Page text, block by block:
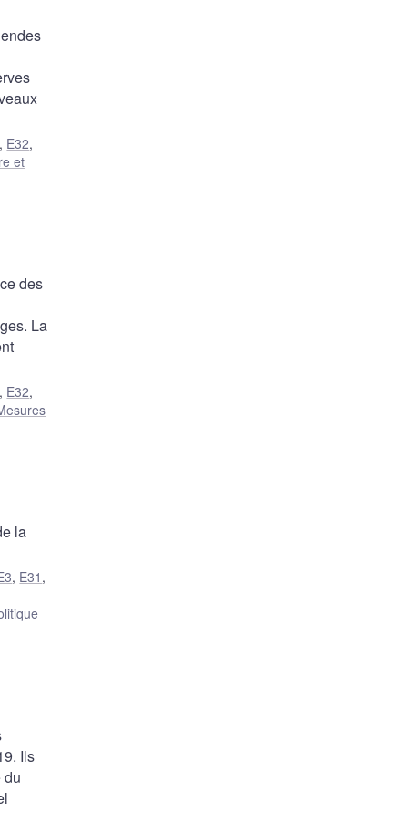
, E32,
et
des
La
, E32,
la
, E31 ,
Ils
du